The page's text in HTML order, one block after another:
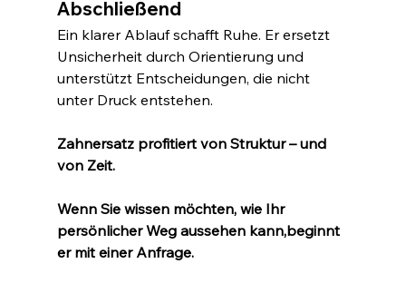
Abschließend
Ein klarer Ablauf schafft Ruhe. Er ersetzt
Unsicherheit durch Orientierung und
unterstützt Entscheidungen, die nicht
unter Druck entstehen.
Zahnersatz profitiert von Struktur – und
von Zeit.
Wenn Sie wissen möchten, wie Ihr
persönlicher Weg aussehen kann,beginnt
er mit einer Anfrage.